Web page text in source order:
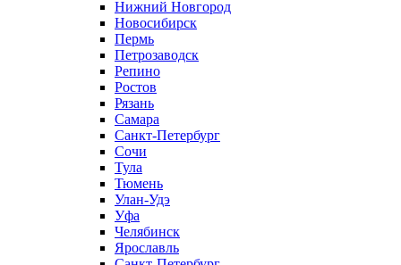
Нижний Новгород
Новосибирск
Пермь
Петрозаводск
Репино
Ростов
Рязань
Самара
Санкт-Петербург
Сочи
Тула
Тюмень
Улан-Удэ
Уфа
Челябинск
Ярославль